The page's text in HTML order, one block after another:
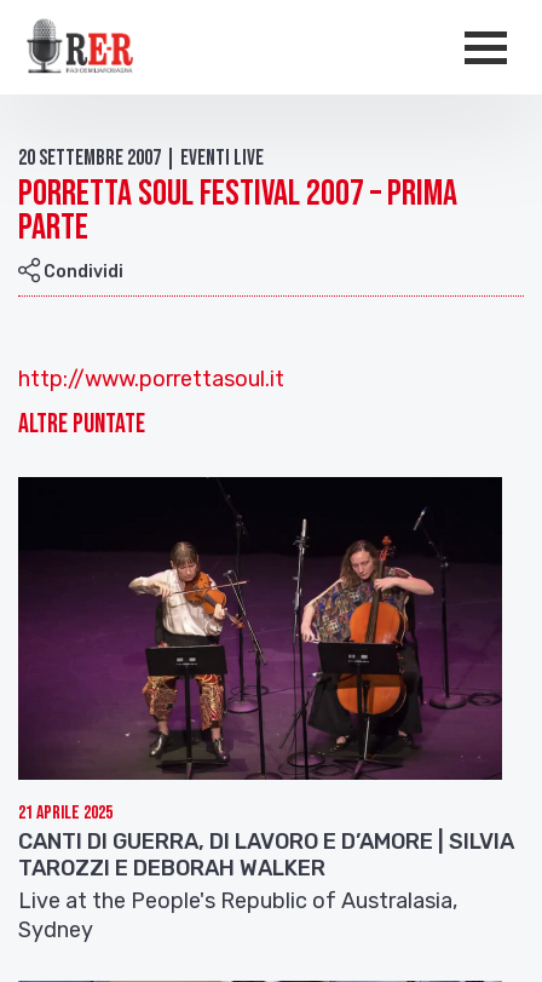
Salta al contenuto principale
20 Settembre 2007 | Eventi live
Porretta Soul festival 2007 – Prima
parte
Condividi
http://www.porrettasoul.it
Altre puntate
21 Aprile 2025
CANTI DI GUERRA, DI LAVORO E D’AMORE | SILVIA
TAROZZI E DEBORAH WALKER
Live at the People's Republic of Australasia,
Sydney